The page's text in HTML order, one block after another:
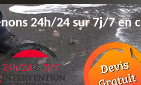
24h/24 sur 7j/7 en